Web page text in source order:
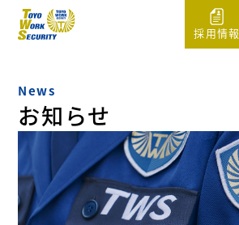
採用情報
News
お知らせ